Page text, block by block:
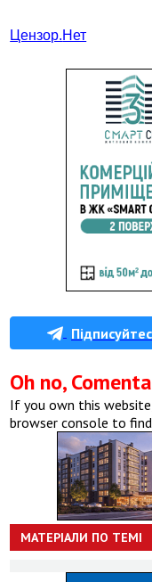
Цензор.Нет
Oh no,
If you own this
browser console to
МАТЕРІАЛИ ПО ТЕМІ